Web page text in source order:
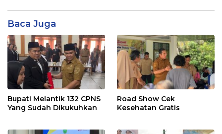
Baca Juga
Bupati Melantik 132 CPNS
Yang Sudah Dikukuhkan
Road Show Cek
Kesehatan Gratis